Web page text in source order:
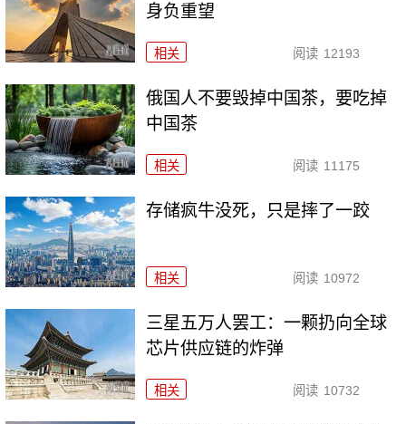
身负重望
相关 阅读 12193
俄国人不要毁掉中国茶，要吃掉
中国茶
相关 阅读 11175
存储疯牛没死，只是摔了一跤
相关 阅读 10972
三星五万人罢工：一颗扔向全球
芯片供应链的炸弹
相关 阅读 10732